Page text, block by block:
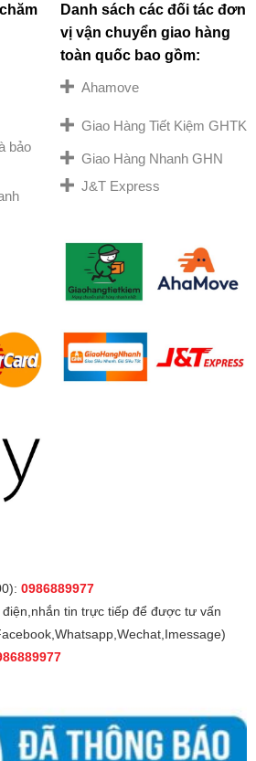
bảo
Danh sách các đối tác đơn
vị vận chuyển giao hàng
toàn quốc bao gồm:
Ahamove
Giao Hàng Tiết Kiệm GHTK
Giao Hàng Nhanh GHN
J&T Express
0986889977
tin trực tiếp để được tư vấn